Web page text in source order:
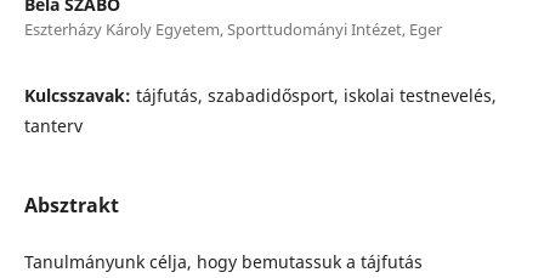
Eszterházy Károly Egyetem, Sporttudományi Intézet, Eger
Kulcsszavak: tájfutás, szabadidősport, iskolai testnevelés,
tanterv
Absztrakt
Tanulmányunk célja, hogy bemutassuk a tájfutás